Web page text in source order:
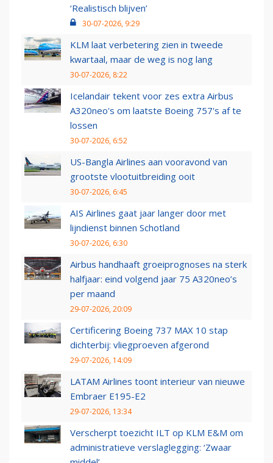
‘Realistisch blijven’
30-07-2026, 9:29
KLM laat verbetering zien in tweede
kwartaal, maar de weg is nog lang
30-07-2026, 8:22
Icelandair tekent voor zes extra Airbus
A320neo's om laatste Boeing 757's af te
lossen
30-07-2026, 6:52
US-Bangla Airlines aan vooravond van
grootste vlootuitbreiding ooit
30-07-2026, 6:45
AIS Airlines gaat jaar langer door met
lijndienst binnen Schotland
30-07-2026, 6:30
Airbus handhaaft groeiprognoses na sterk
halfjaar: eind volgend jaar 75 A320neo’s
per maand
29-07-2026, 20:09
Certificering Boeing 737 MAX 10 stap
dichterbij: vliegproeven afgerond
29-07-2026, 14:09
LATAM Airlines toont interieur van nieuwe
Embraer E195-E2
29-07-2026, 13:34
Verscherpt toezicht ILT op KLM E&M om
administratieve verslaglegging: ‘Zwaar